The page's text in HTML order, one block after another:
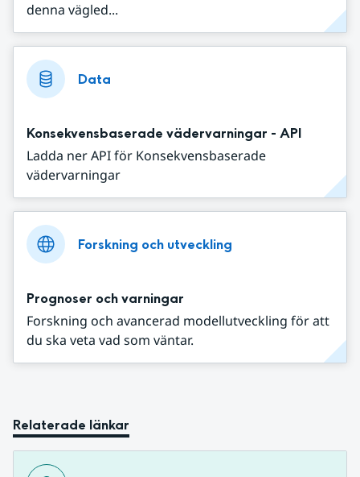
denna vägled...
Data
Konsekvensbaserade vädervarningar - API
Ladda ner API för Konsekvensbaserade
vädervarningar
Forskning och utveckling
Prognoser och varningar
Forskning och avancerad modellutveckling för att
du ska veta vad som väntar.
Relaterade länkar